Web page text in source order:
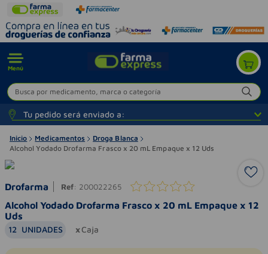
Menú
Busca por medicamento, marca o categoría
Tu pedido será enviado a:
Inicio Medicamentos
Droga Blanca
Alcohol Yodado Drofarma Frasco x 20 mL Empaque x 12 Uds
Drofarma Ref: 200022265
Alcohol Yodado Drofarma Frasco x 20 mL Empaque x 12
Uds
12 UNIDADES Caja